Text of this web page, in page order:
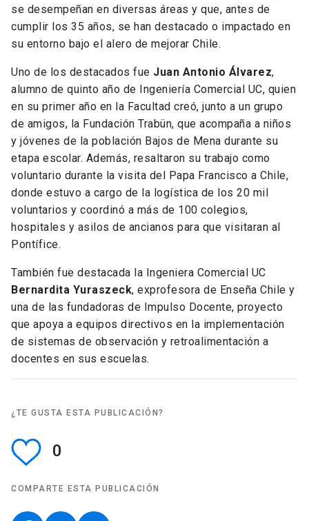
se desempeñan en diversas áreas y que, antes de
cumplir los 35 años, se han destacado o impactado en
su entorno bajo el alero de mejorar Chile.
Uno de los destacados fue Juan Antonio Álvarez,
alumno de quinto año de Ingeniería Comercial UC, quien
en su primer año en la Facultad creó, junto a un grupo
de amigos, la Fundación Trabün, que acompaña a niños
y jóvenes de la población Bajos de Mena durante su
etapa escolar. Además, resaltaron su trabajo como
voluntario durante la visita del Papa Francisco a Chile,
donde estuvo a cargo de la logística de los 20 mil
voluntarios y coordinó a más de 100 colegios,
hospitales y asilos de ancianos para que visitaran al
Pontífice.
También fue destacada la Ingeniera Comercial UC
Bernardita Yuraszeck, exprofesora de Enseña Chile y
una de las fundadoras de Impulso Docente, proyecto
que apoya a equipos directivos en la implementación
de sistemas de observación y retroalimentación a
docentes en sus escuelas.
¿TE GUSTA ESTA PUBLICACIÓN?
0
COMPARTE ESTA PUBLICACIÓN